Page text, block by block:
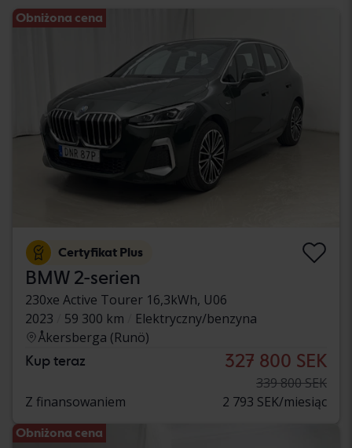
Obniżona cena
Certyfikat Plus
BMW 2-serien
230xe Active Tourer 16,3kWh, U06
2023
59 300 km
Elektryczny/benzyna
Åkersberga (Runö)
Kup teraz 327 800 SEK
339 800 SEK
Z finansowaniem
2 793 SEK/miesiąc
Obniżona cena